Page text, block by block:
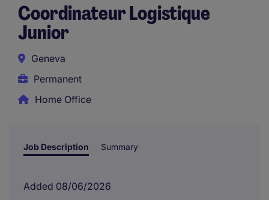
Coordinateur Logistique
Junior
Geneva
Permanent
Home Office
Job Description Summary
Added 08/06/2026